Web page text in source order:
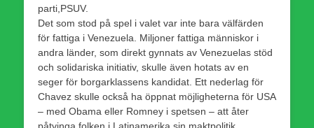
parti,PSUV.
Det som stod på spel i valet var inte bara välfärden
för fattiga i Venezuela. Miljoner fattiga människor i
andra länder, som direkt gynnats av Venezuelas stöd
och solidariska initiativ, skulle även hotats av en
seger för borgarklassens kandidat. Ett nederlag för
Chavez skulle också ha öppnat möjligheterna för USA
– med Obama eller Romney i spetsen – att åter
påtvinga folken i Latinamerika sin maktpolitik.